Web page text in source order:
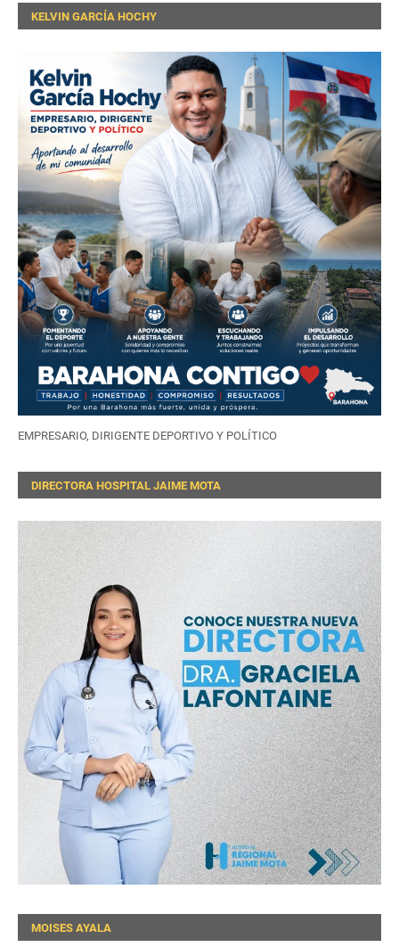
KELVIN GARCÍA HOCHY
EMPRESARIO, DIRIGENTE DEPORTIVO Y POLÍTICO
DIRECTORA HOSPITAL JAIME MOTA
MOISES AYALA